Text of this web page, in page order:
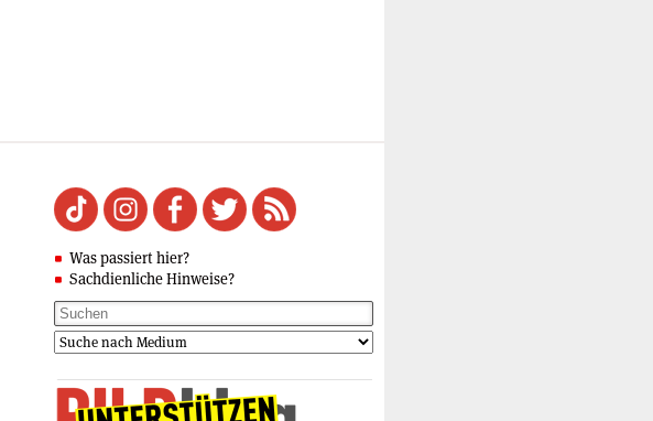
Was passiert hier?
Sachdienliche Hinweise?